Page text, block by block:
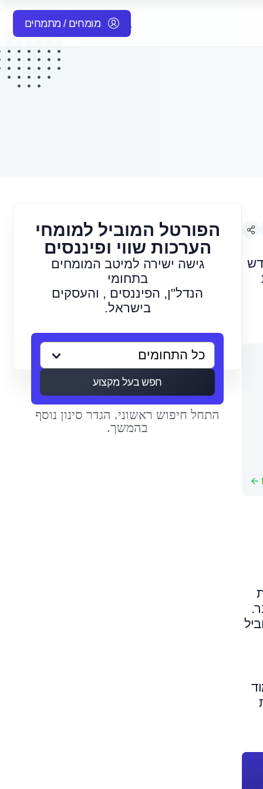
מומחים / מתמחים
הפורטל המוביל למומחי
הערכות שווי ופיננסים
גישה ישירה למיטב המומחים
בתחומי
הנדל"ן, הפיננסים , והעסקים
בישראל.
חפש בעל מקצוע
התחל חיפוש ראשוני. הגדר סינון נוסף
בהמשך.